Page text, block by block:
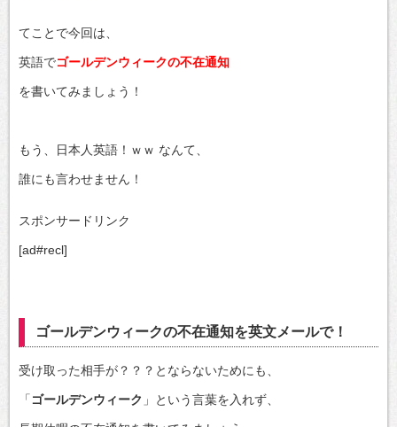
てことで今回は、
英語でゴールデンウィークの不在通知
を書いてみましょう！
もう、日本人英語！ｗｗ なんて、
誰にも言わせません！
スポンサードリンク
[ad#recl]
ゴールデンウィークの不在通知を英文メールで！
受け取った相手が？？？とならないためにも、
「 ゴールデンウィーク 」という言葉を入れず、